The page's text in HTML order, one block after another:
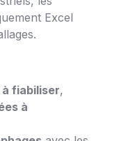
Excel
fiabiliser,
à